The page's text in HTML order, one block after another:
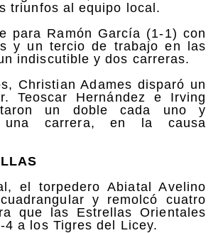
triunfos al equipo local.
para Ramón García (1-1) con
y un tercio de trabajo en las
indiscutible y dos carreras.
Christian Adames disparó un
Teoscar Hernández e Irving
un doble cada uno y
una carrera, en la causa
el torpedero Abiatal Avelino
y remolcó cuatro
que las Estrellas Orientales
4 a los Tigres del Licey.